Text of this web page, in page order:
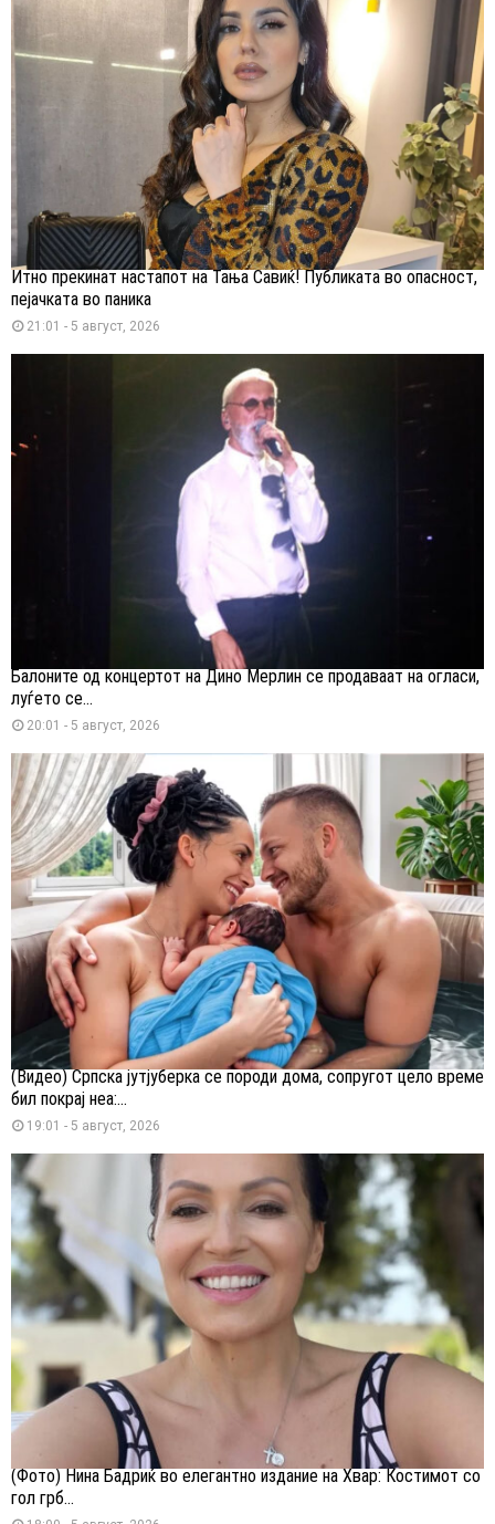
Итно прекинат настапот на Тања Савиќ! Публиката во опасност,
пејачката во паника
21:01 - 5 август, 2026
Балоните од концертот на Дино Мерлин се продаваат на огласи,
луѓето се...
20:01 - 5 август, 2026
(Видео) Српска јутјуберка се породи дома, сопругот цело време
бил покрај неа:...
19:01 - 5 август, 2026
(Фото) Нина Бадриќ во елегантно издание на Хвар: Костимот со
гол грб...